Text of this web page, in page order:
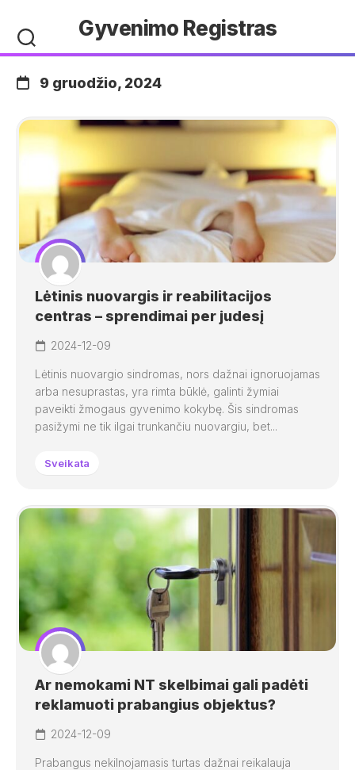
content
Gyvenimo Registras
9 gruodžio, 2024
Lėtinis nuovargis ir reabilitacijos
centras – sprendimai per judesį
2024-12-09
Lėtinis nuovargio sindromas, nors dažnai ignoruojamas
arba nesuprastas, yra rimta būklė, galinti žymiai
paveikti žmogaus gyvenimo kokybę. Šis sindromas
pasižymi ne tik ilgai trunkančiu nuovargiu, bet...
Sveikata
Ar nemokami NT skelbimai gali padėti
reklamuoti prabangius objektus?
2024-12-09
Prabangus nekilnojamasis turtas dažnai reikalauja